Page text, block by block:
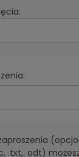
.txt,. odt)